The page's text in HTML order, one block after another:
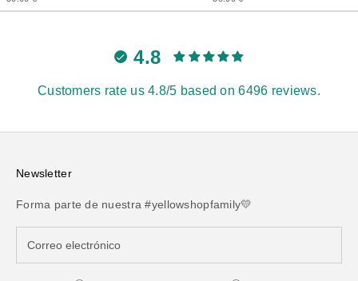
4.8
Customers rate us 4.8/5 based on 6496 reviews.
Newsletter
Forma parte de nuestra #yellowshopfamily💛